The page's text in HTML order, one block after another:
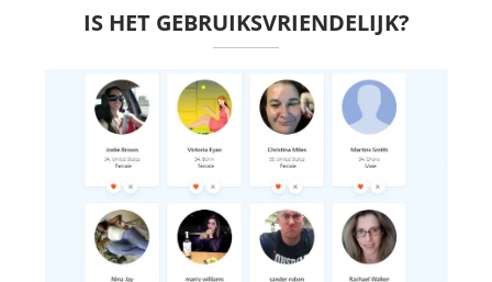
IS HET GEBRUIKSVRIENDELIJK?